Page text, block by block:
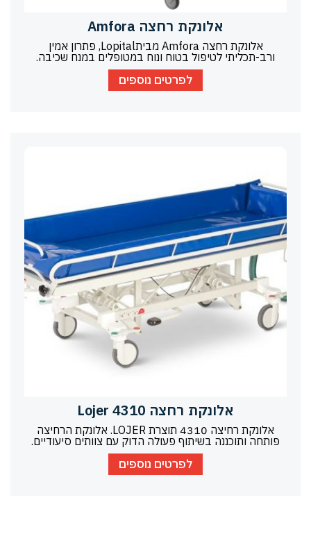
אלונקת רחצה Amfora
אלונקת רחצה Amfora מביתLopital, פתרון אמין
ורב-תכליתי לטיפול בטוח ונוח במטופלים במנח שכיבה.
לפרטים נוספים
אלונקת רחצה Lojer 4310
אלונקת רחיצה 4310 תוצרת LOJER. אלונקת הרחיצה
פותחה ותוכננה בשיתוף פעולה הדוק עם צוותים סיעודיים.
לפרטים נוספים